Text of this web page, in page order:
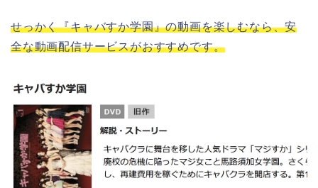
せっかく『キャバすか学園』の動画を楽しむなら、安
全な動画配信サービスがおすすめです。